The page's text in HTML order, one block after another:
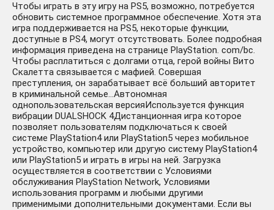
Чтобы играть в эту игру на PS5, возможно, потребуется
обновить системное программное обеспечение. Хотя эта
игра поддерживается на PS5, некоторые функции,
доступные в PS4, могут отсутствовать. Более подробная
информация приведена на странице PlayStation. com/bc.
Чтобы расплатиться с долгами отца, герой войны Вито
Скалетта связывается с мафией. Совершая
преступления, он зарабатывает всё больший авторитет
в криминальной семье…Автономная
однопользовательская версияИспользуется функция
вибрации DUALSHOCK 4Дистанционная игра которое
позволяет пользователям подключаться к своей
системе PlayStation4 или PlayStation5 через мобильное
устройство, компьютер или другую систему PlayStation4
или PlayStation5 и играть в игры на ней. Загрузка
осуществляется в соответствии с Условиями
обслуживания PlayStation Network, Условиями
использования программ и любыми другими
применимыми дополнительными документами. Если вы